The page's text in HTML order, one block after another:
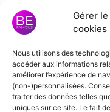
Gérer
cookies
Nous utilisons des
accéder aux informations
améliorer l’expérience de
(non-)personnalisées.
traiter des données telles
uniques sur ce site. Le fait